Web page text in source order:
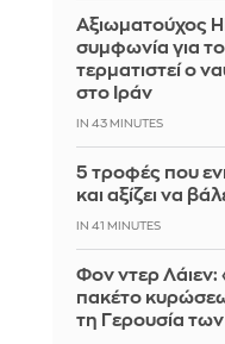
Αξιωματούχος
συμφωνία για
τερματιστεί ο
στο Ιράν
IN 43 MINUTES
5 τροφές που
και αξίζει να
IN 41 MINUTES
Φον ντερ Λάιεν:
πακέτο
τη Γερουσία